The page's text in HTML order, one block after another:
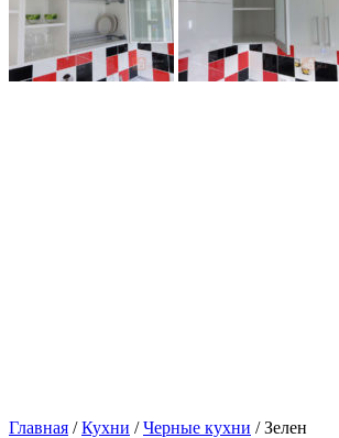
Главная /Кухни /Черные кухни / Зелен